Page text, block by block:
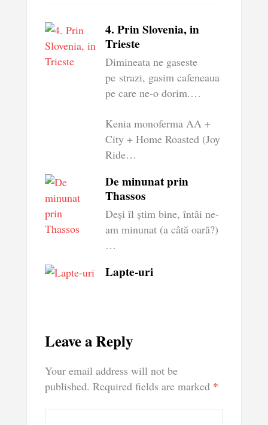
4. Prin Slovenia, in
Trieste
Dimineata ne gaseste
pe strazi, gasim cafeneaua
pe care ne-o dorim.…
Kenia monoferma AA +
City + Home Roasted (Joy
Ride…
De minunat prin
Thassos
Deși îl știm bine, întâi ne-
am minunat (a câtă oară?)
…
Lapte-uri
Leave a Reply
Your email address will not be
published. Required fields are marked *